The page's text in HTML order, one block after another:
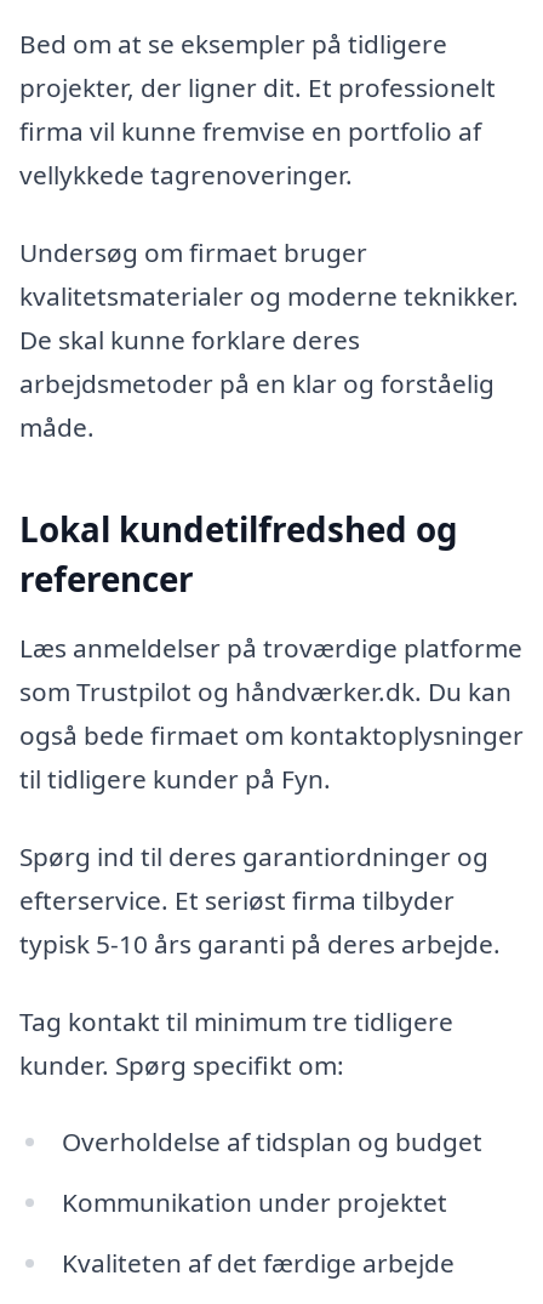
Bed om at se eksempler på tidligere
projekter, der ligner dit. Et professionelt
firma vil kunne fremvise en portfolio af
vellykkede tagrenoveringer.
Undersøg om firmaet bruger
kvalitetsmaterialer og moderne teknikker.
De skal kunne forklare deres
arbejdsmetoder på en klar og forståelig
måde.
Lokal kundetilfredshed og
referencer
Læs anmeldelser på troværdige platforme
som Trustpilot og håndværker.dk. Du kan
også bede firmaet om kontaktoplysninger
til tidligere kunder på Fyn.
Spørg ind til deres garantiordninger og
efterservice. Et seriøst firma tilbyder
typisk 5-10 års garanti på deres arbejde.
Tag kontakt til minimum tre tidligere
kunder. Spørg specifikt om:
Overholdelse af tidsplan og budget
Kommunikation under projektet
Kvaliteten af det færdige arbejde